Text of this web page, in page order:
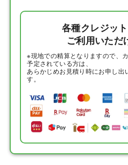
各種クレジッ
ご利用いただ
※現地での精算となりますので、
予定されている方は、
あらかじめお見積り時にお申し出
す。